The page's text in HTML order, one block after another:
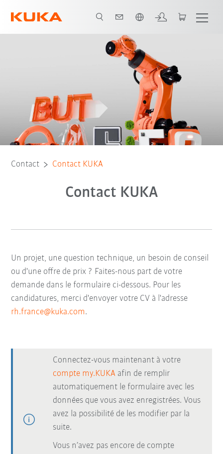
Contact Contact KUKA
Contact KUKA
Un projet, une question technique, un besoin de conseil
ou d'une offre de prix ? Faites-nous part de votre
demande dans le formulaire ci-dessous. Pour les
candidatures, merci d'envoyer votre CV à l'adresse
rh.france@kuka.com.
Connectez-vous maintenant à votre
compte my.KUKA afin de remplir
automatiquement le formulaire avec les
données que vous avez enregistrées. Vous
avez la possibilité de les modifier par la
suite.
Vous n’avez pas encore de compte